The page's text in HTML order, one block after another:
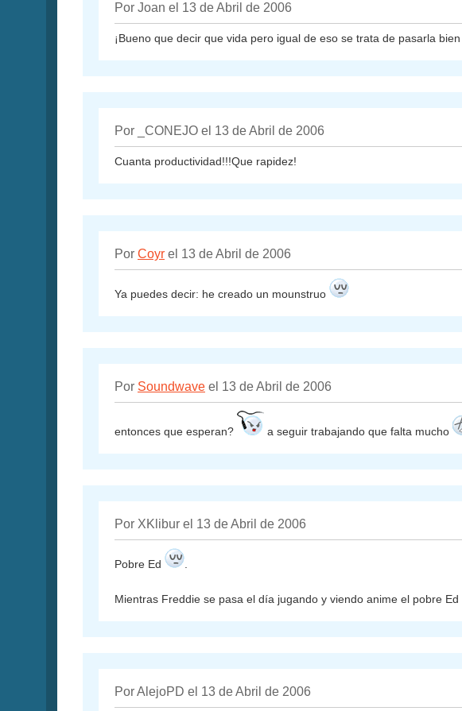
Por Joan el 13 de Abril de 2006
¡Bueno que decir que vida pero igual de eso se trata de pasarla
Por _CONEJO el 13 de Abril de 2006
Cuanta productividad!!!Que rapidez!
Por Coyr el 13 de Abril de 2006
Ya puedes decir: he creado un mounstruo
Por Soundwave el 13 de Abril de 2006
entonces que esperan? a seguir trabajando que falta mucho
Por XKlibur el 13 de Abril de 2006
Pobre Ed
Mientras Freddie se pasa el día jugando y viendo anime el pobre
Por AlejoPD el 13 de Abril de 2006